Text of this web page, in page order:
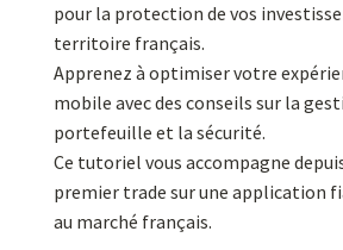
pour la protection de vos
territoire français.
Apprenez à optimiser votre
mobile avec des conseils sur la
portefeuille et la sécurité.
Ce tutoriel vous accompagne
premier trade sur une application
au marché français.